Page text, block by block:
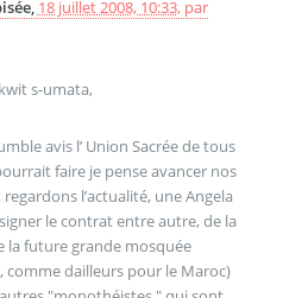
18 juillet 2008, 10:33, par
s-umata,
avis l’ Union Sacrée de tous
faire je pense avancer nos
l’actualité, une Angela
le contrat entre autre, de la
la future grande mosquée
comme dailleurs pour le Maroc)